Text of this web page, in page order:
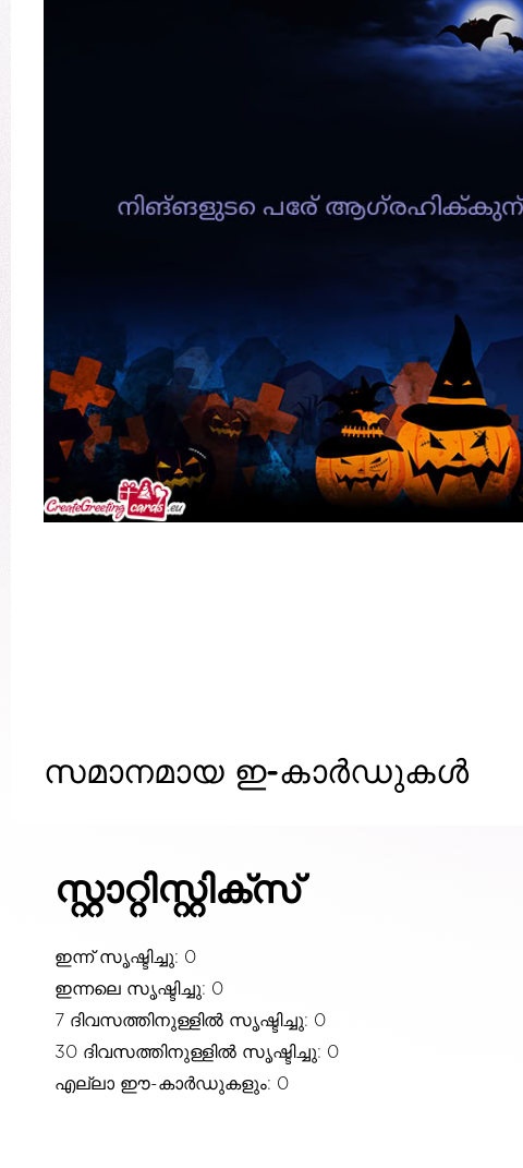
സമാനമായ ഇ-കാർഡുകൾ
സ്റ്റാറ്റിസ്റ്റിക്സ്
ഇന്ന് സൃഷ്ടിച്ചു: 0
ഇന്നലെ സൃഷ്ടിച്ചു: 0
7 ദിവസത്തിനുള്ളിൽ സൃഷ്ടിച്ചു: 0
30 ദിവസത്തിനുള്ളിൽ സൃഷ്ടിച്ചു: 0
എല്ലാ ഈ-കാർഡുകളും: 0